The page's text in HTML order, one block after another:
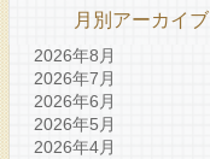
月別アーカイブ
2026年8月
2026年7月
2026年6月
2026年5月
2026年4月